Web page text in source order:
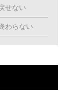
せない
わらない
すい